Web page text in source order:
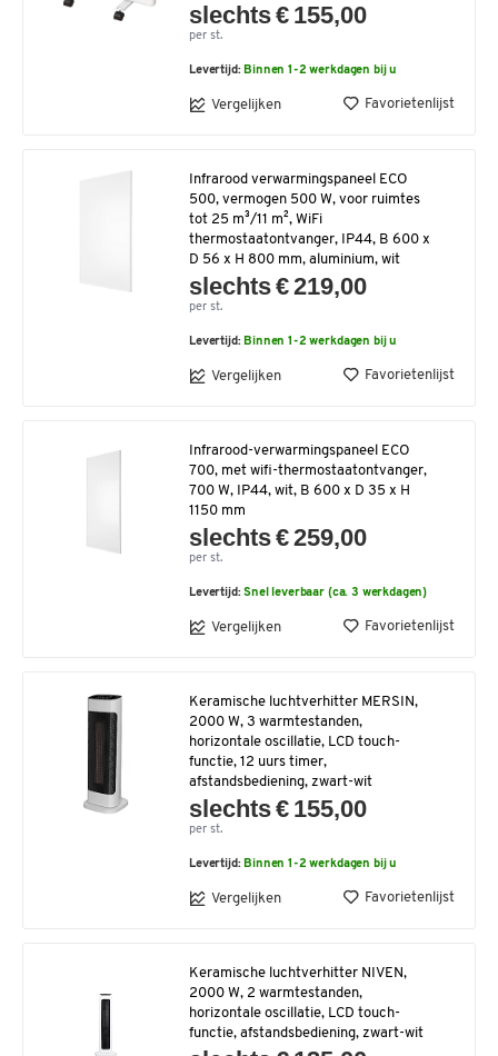
slechts € 155,00
per st.
Levertijd: Binnen 1-2 werkdagen bij u
Vergelijken Favorietenlijst
Infrarood verwarmingspaneel ECO
500, vermogen 500 W, voor ruimtes
tot 25 m³/11 m², WiFi
thermostaatontvanger, IP44, B 600 x
D 56 x H 800 mm, aluminium, wit
slechts € 219,00
per st.
Levertijd: Binnen 1-2 werkdagen bij u
Vergelijken Favorietenlijst
Infrarood-verwarmingspaneel ECO
700, met wifi-thermostaatontvanger,
700 W, IP44, wit, B 600 x D 35 x H
1150 mm
slechts € 259,00
per st.
Levertijd:Snel leverbaar (ca. 3 werkdagen)
Vergelijken Favorietenlijst
Keramische luchtverhitter MERSIN,
2000 W, 3 warmtestanden,
horizontale oscillatie, LCD touch-
functie, 12 uurs timer,
afstandsbediening, zwart-wit
slechts € 155,00
per st.
Levertijd: Binnen 1-2 werkdagen bij u
Vergelijken Favorietenlijst
Keramische luchtverhitter NIVEN,
2000 W, 2 warmtestanden,
horizontale oscillatie, LCD touch-
functie, afstandsbediening, zwart-wit